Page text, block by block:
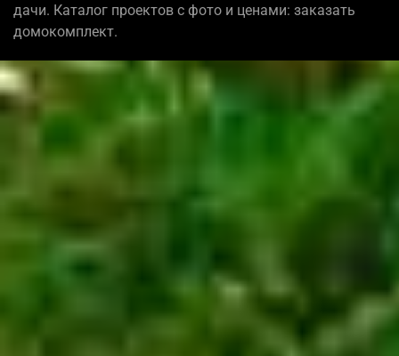
дачи. Каталог проектов с фото и ценами: заказать
домокомплект.